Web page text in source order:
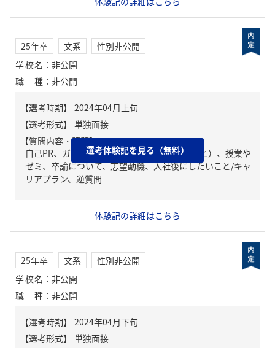
25年卒 文系
性別非公開
学校名 ： 非公開
職種 ： 非公開
【質問内容・課題】
自己PR、ガクチカ（学生時代に力を入れたこと）、授業や
ゼミ、卒論について、志望動機、入社後にしたいこと/キャ
リアプラン、逆質問
選考体験記を見る（無料）
体験記の詳細はこちら
25年卒 文系
性別非公開
学校名 ： 非公開
職種 ： 非公開